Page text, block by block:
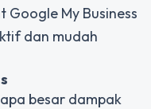
My Business
dan mudah
besar dampak